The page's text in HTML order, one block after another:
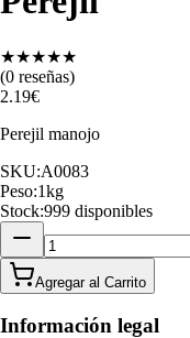
★★★★★
(0 reseñas)
2.19€
Perejil manojo
SKU:A0083
Peso:1kg
Stock:999 disponibles
Agregar al Carrito
Información legal